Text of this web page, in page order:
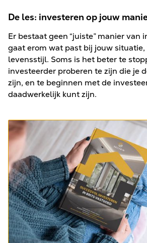
De les: investeren op jouw
Er bestaat geen “juiste” manier van
gaat erom wat past bij jouw
levensstijl. Soms is het beter te
investeerder proberen te zijn die je
zijn, en te beginnen met de
daadwerkelijk kunt zijn.